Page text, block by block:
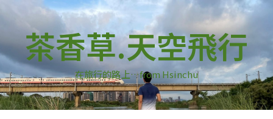
茶香草.天空飛行
在旅行的路上…from Hsinchu